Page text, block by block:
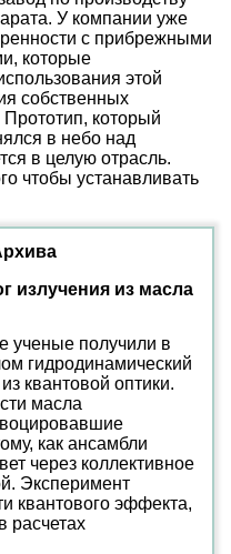
У компании уже
с прибрежными
которые
этой
собственных
Прототип, который
в небо над
в целую отрасль.
чтобы устанавливать
излучения из масла
ученые получили в
гидродинамический
квантовой оптики.
масла
как ансамбли
через коллективное
Эксперимент
квантового эффекта,
расчетах